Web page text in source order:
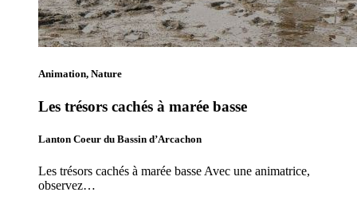
Animation, Nature
Les trésors cachés à marée basse
Lanton Coeur du Bassin d’Arcachon
Les trésors cachés à marée basse Avec une animatrice,
observez…